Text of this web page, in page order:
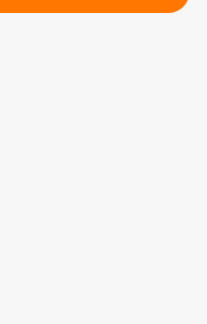
Trintignant raconte son